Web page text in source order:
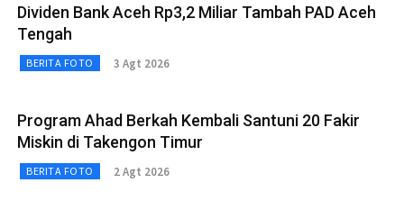
Dividen Bank Aceh Rp3,2 Miliar Tambah PAD Aceh
Tengah
BERITA FOTO 3 Agt 2026
Program Ahad Berkah Kembali Santuni 20 Fakir
Miskin di Takengon Timur
BERITA FOTO 2 Agt 2026